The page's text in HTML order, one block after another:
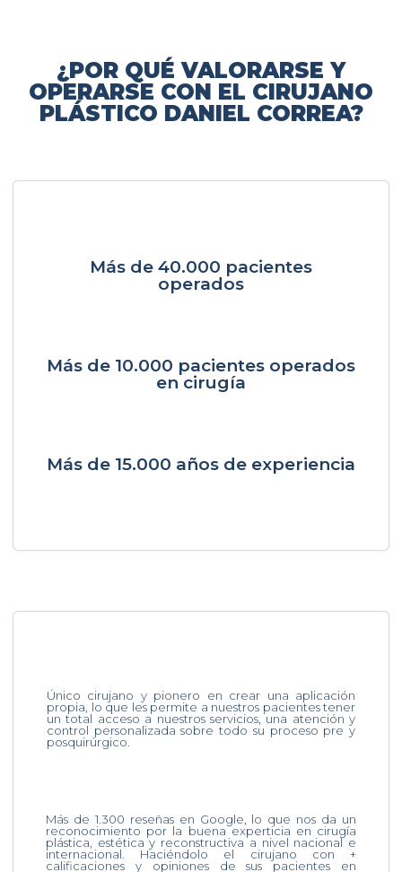
¿POR QUÉ VALORARSE Y
OPERARSE CON EL CIRUJANO
PLÁSTICO DANIEL CORREA?
Más de 40.000 pacientes
operados
Más de 10.000 pacientes operados
en cirugía
Más de 15.000 años de experiencia
Único cirujano y pionero en crear una aplicación
propia, lo que les permite a nuestros pacientes tener
un total acceso a nuestros servicios, una atención y
control personalizada sobre todo su proceso pre y
posquirúrgico.
Más de 1.300 reseñas en Google, lo que nos da un
reconocimiento por la buena experticia en cirugía
plástica, estética y reconstructiva a nivel nacional e
internacional. Haciéndolo el cirujano con +
calificaciones y opiniones de sus pacientes en